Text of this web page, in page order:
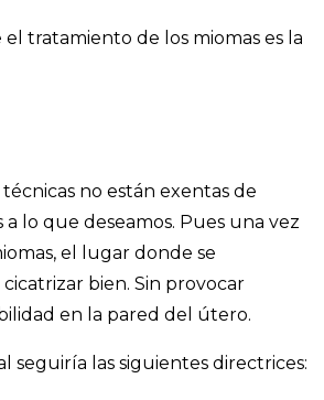
tratamiento de los miomas es la
no están exentas de
lo que deseamos. Pues una vez
el lugar donde se
bien. Sin provocar
en la pared del útero.
seguiría las siguientes directrices: